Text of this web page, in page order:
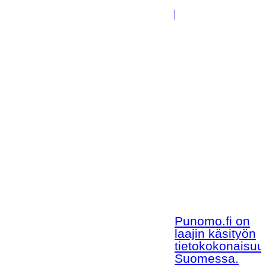
Punomo.fi on
laajin käsityön
Suomessa.